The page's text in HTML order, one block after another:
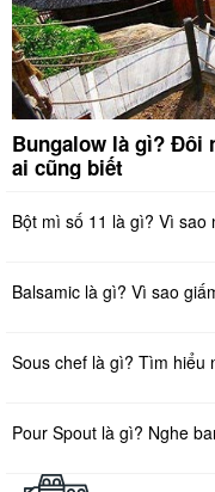
Bungalow là gì? Đôi
ai cũng biết
Bột mì số 11 là gì? Vì sao
Balsamic là gì? Vì sao
Sous chef là gì? Tìm hiểu
Pour Spout là gì? Nghe